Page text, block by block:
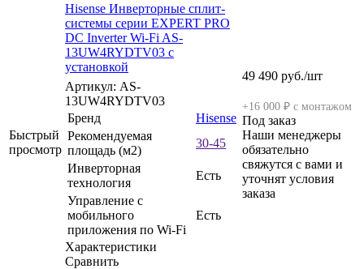
Быстрый
просмотр
Hisense Инверторные сплит-
системы серии EXPERT PRO
DC Inverter Wi-Fi AS-
13UW4RYDTV03 с
установкой
Артикул: AS-
13UW4RYDTV03
Бренд
Hisense
Рекомендуемая
площадь (м2)
30-45
Инверторная
технология
Есть
Управление c
мобильного
приложения по Wi-Fi
Есть
Характеристики
Сравнить
49 490 руб./шт
+16 000 ₽ с монтажом
Под заказ
Наши менеджеры
обязательно
свяжутся с вами и
уточнят условия
заказа